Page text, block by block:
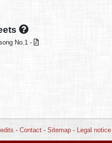
No.1 -
- Contact - Sitemap - Legal notice